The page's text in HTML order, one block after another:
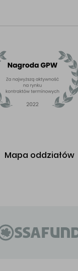
Mapa oddziałów